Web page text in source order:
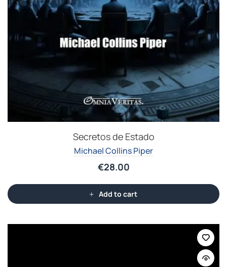
Secretos de Estado
Michael Collins Piper
€28.00
Add to cart